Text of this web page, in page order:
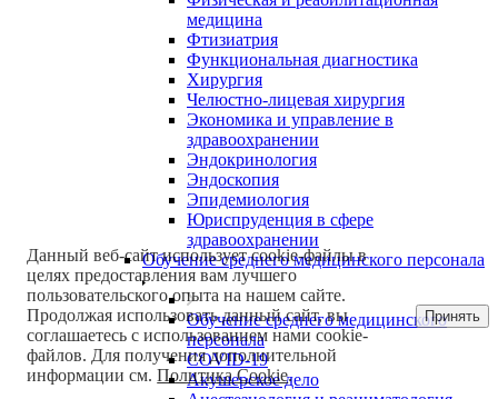
медицина
Фтизиатрия
Функциональная диагностика
Хирургия
Челюстно-лицевая хирургия
Экономика и управление в
здравоохранении
Эндокринология
Эндоскопия
Эпидемиология
Юриспруденция в сфере
здравоохранении
Обучение среднего медицинского персонала
Обучение среднего медицинского
персонала
COVID-19
Акушерское дело
Данный веб-сайт использует cookie-файлы в
целях предоставления вам лучшего
пользовательского опыта на нашем сайте.
Продолжая использовать данный сайт, вы
соглашаетесь с использованием нами cookie-
файлов. Для получения дополнительной
информации см.Политика Cookie.
Принять